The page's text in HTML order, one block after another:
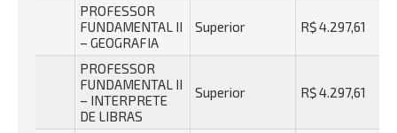
PROFESSOR
FUNDAMENTAL II
– GEOGRAFIA
Superior R$ 4.297,61
PROFESSOR
FUNDAMENTAL II
– INTERPRETE
DE LIBRAS
Superior R$ 4.297,61